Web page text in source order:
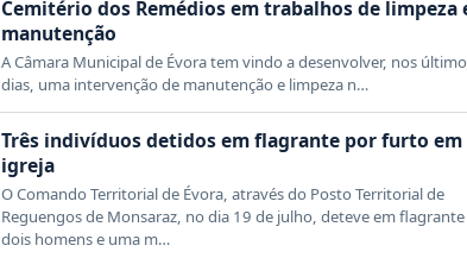
Cemitério dos Remédios em trabalhos de limpeza
manutenção
A Câmara Municipal de Évora tem vindo a desenvolver, nos
dias, uma intervenção de manutenção e limpeza n…
Três indivíduos detidos em flagrante por furto em
igreja
O Comando Territorial de Évora, através do Posto Territorial de
Reguengos de Monsaraz, no dia 19 de julho, deteve em flagrante
dois homens e uma m…